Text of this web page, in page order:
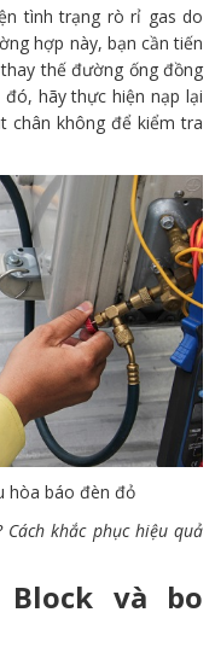
tình trạng rò rỉ gas do
hợp này, bạn cần tiến
thế đường ống đồng
hãy thực hiện nạp lại
chân không để kiểm tra
hòa báo đèn đỏ
Cách khắc phục hiệu quả
và bo